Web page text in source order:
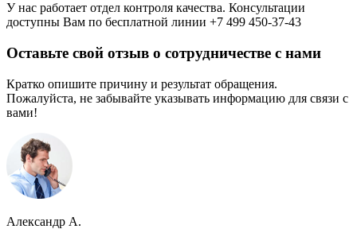
У нас работает отдел контроля качества. Консультации
доступны Вам по бесплатной линии +7 499 450-37-43
Оставьте свой отзыв о сотрудничестве с нами
Кратко опишите причину и результат обращения.
Пожалуйста, не забывайте указывать информацию для связи с
вами!
Александр А.